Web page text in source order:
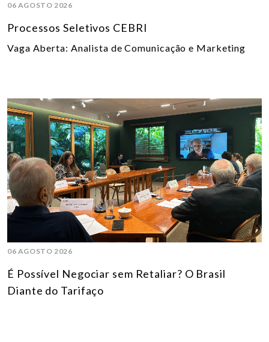
06 AGOSTO 2026
Processos Seletivos CEBRI
Vaga Aberta: Analista de Comunicação e Marketing
06 AGOSTO 2026
É Possível Negociar sem Retaliar? O Brasil
Diante do Tarifaço